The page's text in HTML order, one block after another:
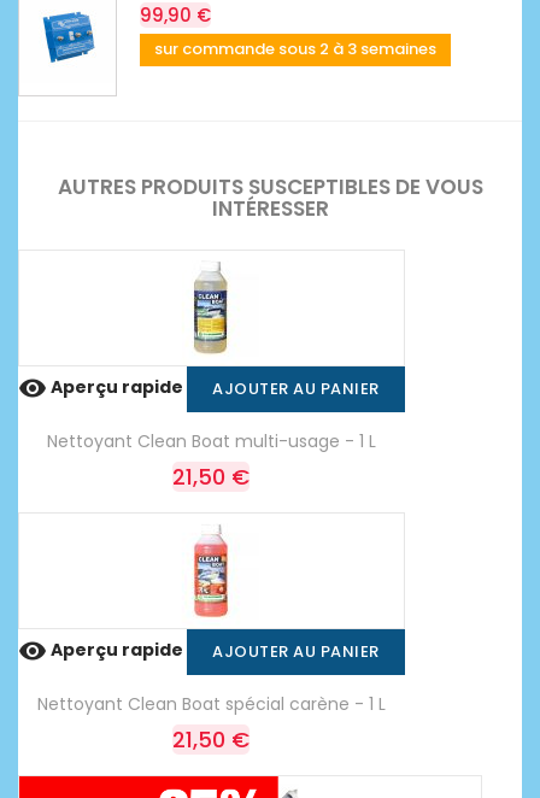
99,90 €
sur commande sous 2 à 3 semaines
AUTRES PRODUITS SUSCEPTIBLES DE VOUS
INTÉRESSER
 Aperçu rapide AJOUTER AU PANIER
Nettoyant Clean Boat multi-usage - 1 L
21,50 €
 Aperçu rapide AJOUTER AU PANIER
Nettoyant Clean Boat spécial carène - 1 L
21,50 €